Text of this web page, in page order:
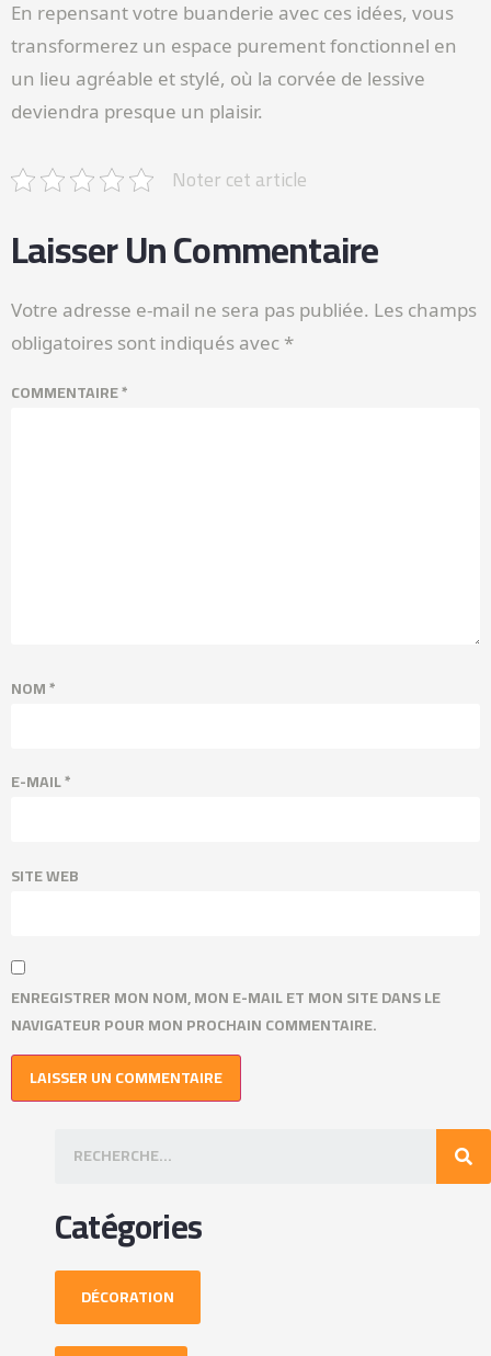
En repensant votre buanderie avec ces idées, vous
transformerez un espace purement fonctionnel en
un lieu agréable et stylé, où la corvée de lessive
deviendra presque un plaisir.
Noter cet article
Laisser Un Commentaire
Votre adresse e-mail ne sera pas publiée. Les champs
obligatoires sont indiqués avec *
COMMENTAIRE*
NOM*
E-MAIL*
SITE WEB
ENREGISTRER MON NOM, MON E-MAIL ET MON SITE DANS LE
NAVIGATEUR POUR MON PROCHAIN COMMENTAIRE.
Catégories
DÉCORATION